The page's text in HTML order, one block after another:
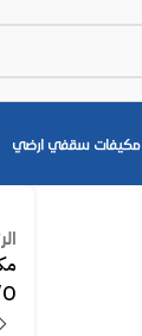
مكيفات سقفي ارضي